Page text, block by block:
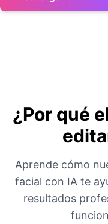
¿Por qué
Aprende cómo
facial con IA te
resultados